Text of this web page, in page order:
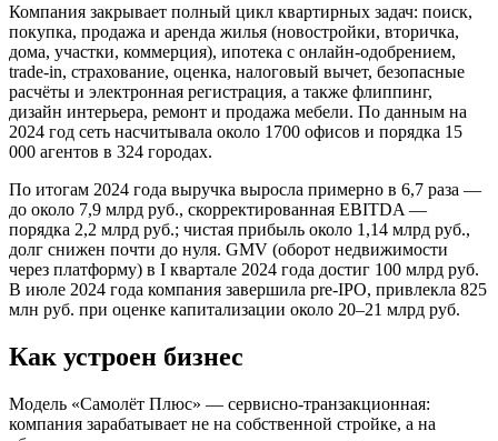
Компания закрывает полный цикл квартирных задач: поиск,
покупка, продажа и аренда жилья (новостройки, вторичка,
дома, участки, коммерция), ипотека с онлайн-одобрением,
trade-in, страхование, оценка, налоговый вычет, безопасные
расчёты и электронная регистрация, а также флиппинг,
дизайн интерьера, ремонт и продажа мебели. По данным на
2024 год сеть насчитывала около 1700 офисов и порядка 15
000 агентов в 324 городах.
По итогам 2024 года выручка выросла примерно в 6,7 раза —
до около 7,9 млрд руб., скорректированная EBITDA —
порядка 2,2 млрд руб.; чистая прибыль около 1,14 млрд руб.,
долг снижен почти до нуля. GMV (оборот недвижимости
через платформу) в I квартале 2024 года достиг 100 млрд руб.
В июле 2024 года компания завершила pre-IPO, привлекла 825
млн руб. при оценке капитализации около 20–21 млрд руб.
Как устроен бизнес
Модель «Самолёт Плюс» — сервисно-транзакционная:
компания зарабатывает не на собственной стройке, а на